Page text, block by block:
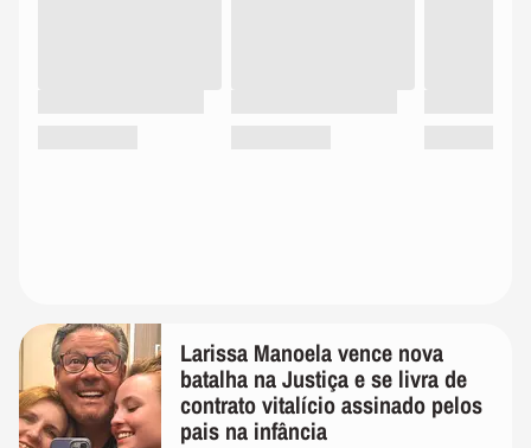
Larissa Manoela vence nova
batalha na Justiça e se livra de
contrato vitalício assinado pelos
pais na infância